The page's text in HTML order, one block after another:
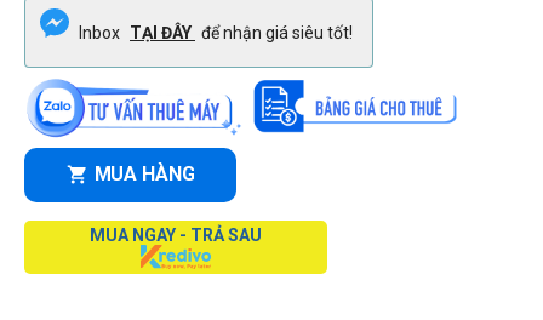
Inbox TẠI ĐÂY để nhận giá siêu tốt!
MUA HÀNG
MUA NGAY - TRẢ SAU